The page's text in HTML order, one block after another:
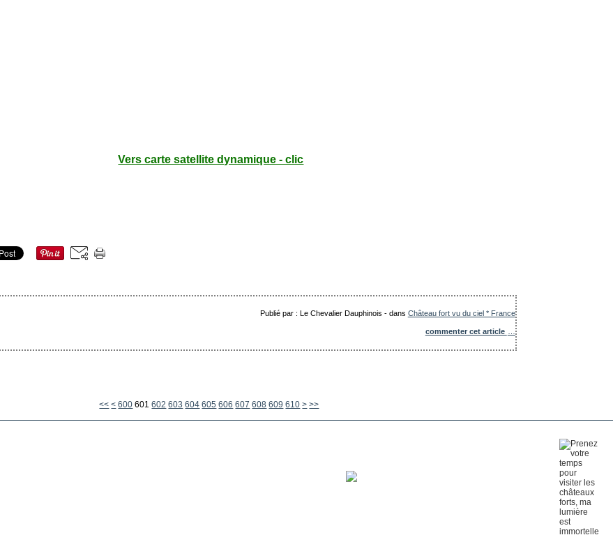
Vers carte satellite dynamique - clic
Publié par : Le Chevalier Dauphinois -dans Château fort vu du ciel * France
commenter cet article
<< < 600 601 602 603 604 605 606 607 608 609 610 620
630
640
650
660
670
680
690
700
800
900
1000
1100
1200
1300
> >>